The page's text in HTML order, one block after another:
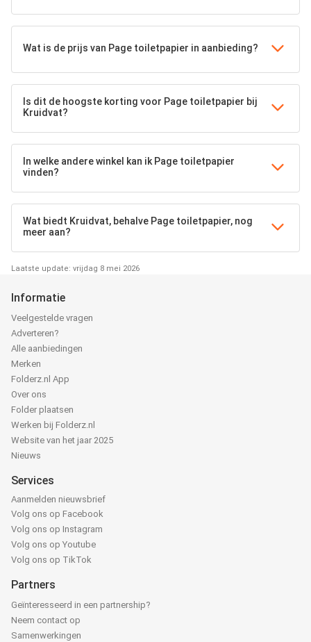
Wat is de prijs van Page toiletpapier in aanbieding?
Is dit de hoogste korting voor Page toiletpapier bij
Kruidvat?
In welke andere winkel kan ik Page toiletpapier
vinden?
Wat biedt Kruidvat, behalve Page toiletpapier, nog
meer aan?
Laatste update: vrijdag 8 mei 2026
Informatie
Veelgestelde vragen
Adverteren?
Alle aanbiedingen
Merken
Folderz.nl App
Over ons
Folder plaatsen
Werken bij Folderz.nl
Website van het jaar 2025
Nieuws
Services
Aanmelden nieuwsbrief
Volg ons op Facebook
Volg ons op Instagram
Volg ons op Youtube
Volg ons op TikTok
Partners
Geïnteresseerd in een partnership?
Neem contact op
Samenwerkingen